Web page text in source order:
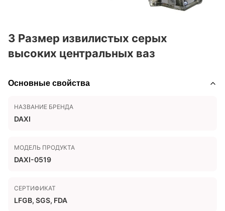
3 Размер извилистых серых
высоких центральных ваз
Основные свойства
НАЗВАНИЕ БРЕНДА
DAXI
МОДЕЛЬ ПРОДУКТА
DAXI-0519
СЕРТИФИКАТ
LFGB, SGS, FDA